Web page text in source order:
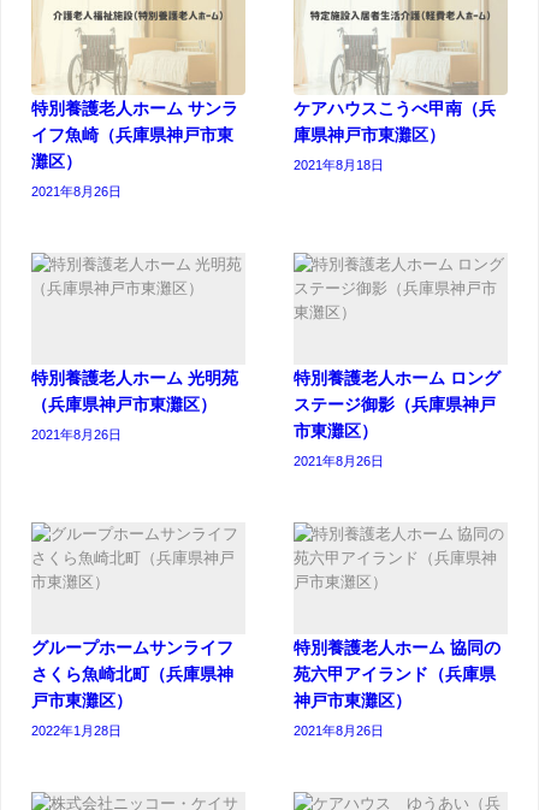
特別養護老人ホーム サンラ
イフ魚崎（兵庫県神戸市東
灘区）
2021年8月26日
ケアハウスこうべ甲南（兵
庫県神戸市東灘区）
2021年8月18日
特別養護老人ホーム 光明苑
（兵庫県神戸市東灘区）
2021年8月26日
特別養護老人ホーム ロング
ステージ御影（兵庫県神戸
市東灘区）
2021年8月26日
グループホームサンライフ
さくら魚崎北町（兵庫県神
戸市東灘区）
2022年1月28日
特別養護老人ホーム 協同の
苑六甲アイランド（兵庫県
神戸市東灘区）
2021年8月26日